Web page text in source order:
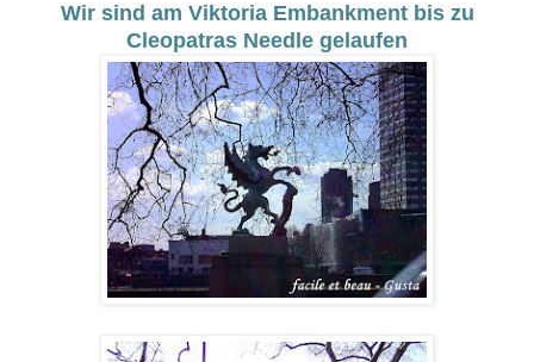
Wir sind am Viktoria Embankment bis zu
Cleopatras Needle gelaufen